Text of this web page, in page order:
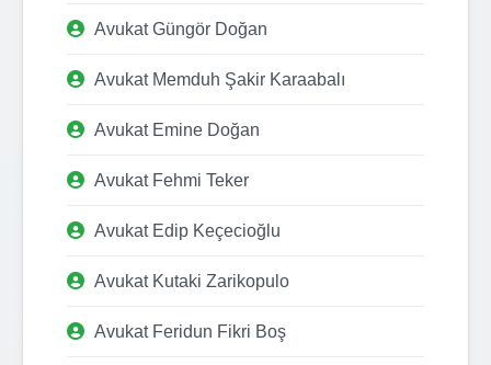
Avukat Güngör Doğan
Avukat Memduh Şakir Karaabalı
Avukat Emine Doğan
Avukat Fehmi Teker
Avukat Edip Keçecioğlu
Avukat Kutaki Zarikopulo
Avukat Feridun Fikri Boş